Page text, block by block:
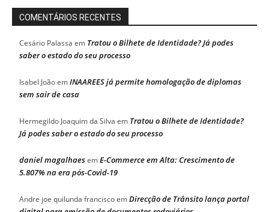
COMENTÁRIOS RECENTES
Cesário Palassa em Tratou o Bilhete de Identidade? Já podes
saber o estado do seu processo
Isabel JoãoemINAAREES já permite homologação de diplomas
sem sair de casa
Hermegildo Joaquim da Silva em Tratou o Bilhete de Identidade?
Já podes saber o estado do seu processo
daniel magalhaesemE-Commerce em Alta: Crescimento de
5.807% na era pós-Covid-19
Andre joe quilunda franciscoemDirecção de Trânsito lança portal